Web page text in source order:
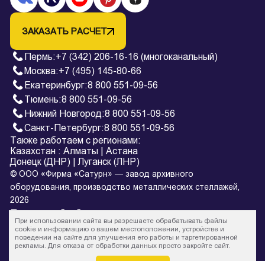
ЗАКАЗАТЬ РАСЧЕТ
Пермь:+7 (342) 206-16-16 (многоканальный)
Москва:+7 (495) 145-80-66
Екатеринбург:8 800 551-09-56
Тюмень:8 800 551-09-56
Нижний Новгород:8 800 551-09-56
Санкт-Петербург:8 800 551-09-56
Также работаем с регионами:
Казахстан : Алматы
Астана
Донецк (ДНР)
Луганск (ЛНР)
© ООО «Фирма «Сатурн» — завод архивного
оборудования, производство металлических стеллажей,
2026
Политика обработки персональных данных
* Все цены на сайте в процессе обновления и не являются
офертой.
При использовании сайта вы разрешаете обрабатывать файлы
cookie и информацию о вашем местоположении, устройстве и
поведении на сайте для улучшения его работы и таргетированной
рекламы. Для отказа от обработки данных просто закройте сайт.